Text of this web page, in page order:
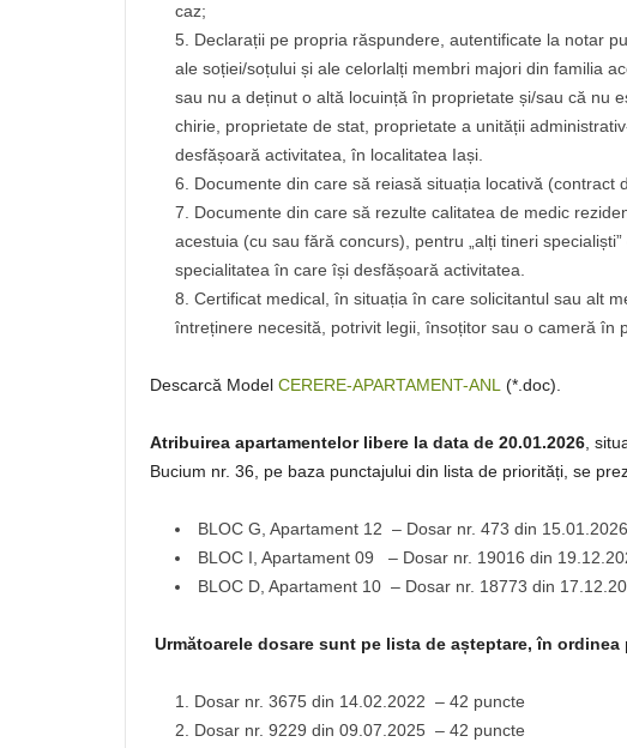
caz;
Declarații pe propria răspundere, autentificate la notar
ale soției/soțului și ale celorlalți membri majori din familia
sau nu a deținut o altă locuință în proprietate și/sau că nu
chirie, proprietate de stat, proprietate a unității
desfășoară activitatea, în localitatea Iași.
Documente din care să reiasă situația locativă (contract
Documente din care să rezulte calitatea de medic
acestuia (cu sau fără concurs), pentru „alți tineri
specialitatea în care își desfășoară activitatea.
Certificat medical, în situația în care solicitantul sau alt
întreținere necesită, potrivit legii, însoțitor sau o cameră în
Descarcă Model CERERE-APARTAMENT-ANL (*.doc).
Atribuirea apartamentelor libere la data de 20.01.2026 ,
Bucium nr. 36, pe baza punctajului din lista de priorități, se
BLOC G, Apartament 12 – Dosar nr. 473 din 15.01.2026
BLOC I, Apartament 09 – Dosar nr. 19016 din
BLOC D, Apartament 10 – Dosar nr. 18773 din
Următoarele dosare sunt pe lista de așteptare, în
Dosar nr. 3675 din 14.02.2022 – 42 puncte
Dosar nr. 9229 din 09.07.2025 – 42 puncte